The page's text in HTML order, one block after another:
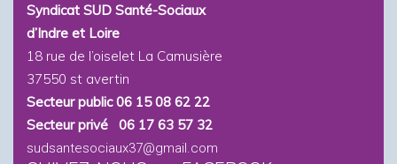
Syndicat SUD Santé-Sociaux
d’Indre et Loire
18 rue de l’oiselet La Camusière
37550 st avertin
Secteur public 06 15 08 62 22
Secteur privé 06 17 63 57 32
sudsantesociaux37@gmail.com